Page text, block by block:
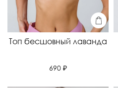
Топ бесшовный лаванда
690 ₽